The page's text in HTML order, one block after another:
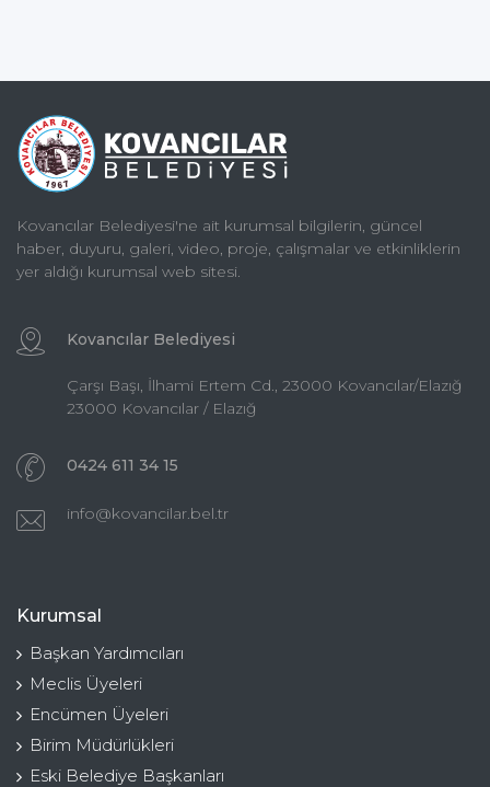
Kovancılar Belediyesi'ne ait kurumsal bilgilerin, güncel
haber, duyuru, galeri, video, proje, çalışmalar ve etkinliklerin
yer aldığı kurumsal web sitesi.
Kovancılar Belediyesi
Çarşı Başı, İlhami Ertem Cd., 23000 Kovancılar/Elazığ
23000 Kovancılar / Elazığ
0424 611 34 15
info@kovancilar.bel.tr
Kurumsal
Başkan Yardımcıları
Meclis Üyeleri
Encümen Üyeleri
Birim Müdürlükleri
Eski Belediye Başkanları